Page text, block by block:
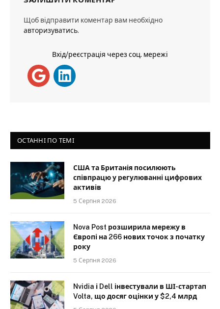
Щоб відправити коментар вам необхідно
авторизуватись.
Вхід/реєстрація через соц. мережі
ОСТАННІ ПО ТЕМІ
США та Британія посилюють
співпрацю у регулюванні цифрових
активів
5 Серпня 2026
Nova Post розширила мережу в
Європі на 266 нових точок з початку
року
5 Серпня 2026
Nvidia і Dell інвестували в ШІ-стартап
Volta, що досяг оцінки у $2,4 млрд